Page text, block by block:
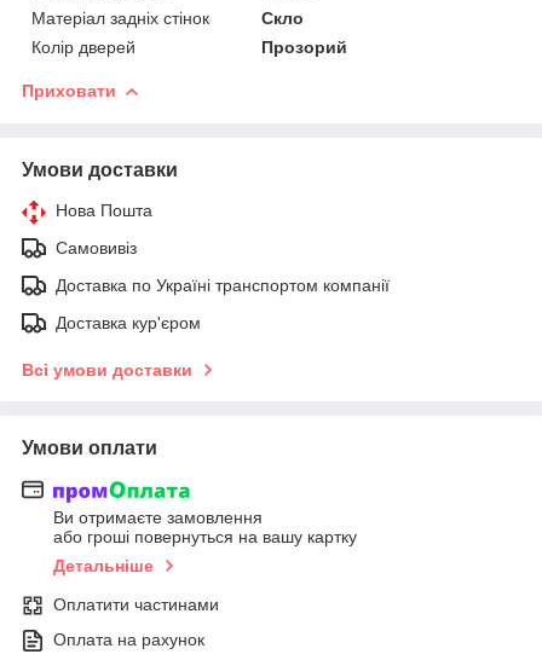
Матеріал задніх стінок
Скло
Колір дверей
Прозорий
Приховати
Умови доставки
Нова Пошта
Самовивіз
Доставка по Україні транспортом компанії
Доставка кур'єром
Всі умови доставки
Умови оплати
Ви отримаєте замовлення
або гроші повернуться на вашу картку
Детальніше
Оплатити частинами
Оплата на рахунок